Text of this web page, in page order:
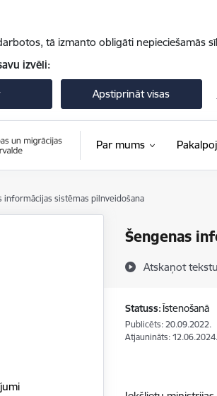
tā izmanto obligāti nepieciešamās
izvēli:
Apstiprināt visas
Par mums
informācijas sistēmas pilnveidošana
Šengenas
Atskaņot tekstu
Statuss:Īstenošanā
Publicēts: 20.09.2022.
Atjaunināts: 12.06.2024.